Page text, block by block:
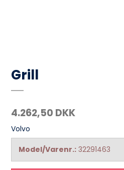
Grill
4.262,50 DKK
Volvo
Model/Varenr.: 32291463